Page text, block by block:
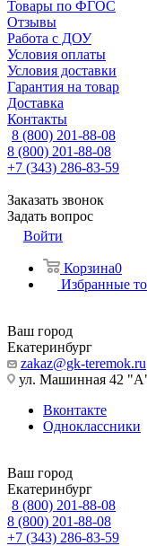
Товары по ФГОС
Отзывы
Работа с ДОУ
Условия оплаты
Условия доставки
Гарантия на товар
Доставка
Контакты
8 (800) 201-88-08
8 (800) 201-88-08
+7 (343) 286-83-59
Заказать звонок
Задать вопрос
Войти
Корзина0
Избранные
Ваш город
Екатеринбург
zakaz@gk-teremok.ru
ул. Машинная 42
Вконтакте
Одноклассники
Ваш город
Екатеринбург
8 (800) 201-88-08
8 (800) 201-88-08
+7 (343) 286-83-59